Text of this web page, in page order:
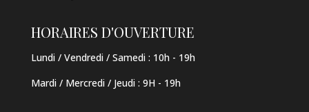
HORAIRES D'OUVERTURE
Lundi / Vendredi / Samedi : 10h - 19h
Mardi / Mercredi / Jeudi : 9H - 19h